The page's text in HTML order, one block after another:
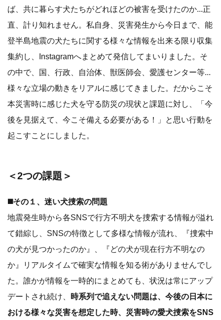
ば、共に暮らす犬たちがどれほどの被害を受けたのか...正
直、計り知れません。私自身、災害発生から今日まで、能
登半島地震の犬たちに関する様々な情報を出来る限り収集
集約し、Instagramへまとめて発信してまいりました。そ
の中で、国、行政、自治体、獣医師会、愛護センター等...
様々な立場の動きをリアルに感じてきました。だからこそ
本災害時に感じた犬を守る防災の現状と課題に対し、「今
後を見据えて、今こそ備える必要がある！」と思い行動を
起こすことにしました。
＜2つの課題＞
◼️その１、迷い犬捜索の問題
地震発生時から各SNSで行方不明犬を捜索する情報が溢れ
て錯綜し、SNSの特徴として多様な情報が流れ、『捜索中
の犬が見つかったのか』、『どの犬が現在行方不明なの
か』リアルタイムで確実な情報を知る術がありませんでし
た。誰かが情報を一時的にまとめても、状況は常にアップ
デートされ続け、
時系列で追えない問題は、今後の日本に
おける様々な災害を想定した時、災害時の愛犬捜索をSNS